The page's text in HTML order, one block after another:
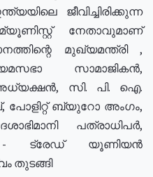
ജീവിച്ചിരിക്കുന്ന
നേതാവുമാണ്
മുഖ്യമന്ത്രി ,
സാമാജികൻ,
അധ്യക്ഷൻ, സി. പി. ഐ.
പോളിറ്റ് ബ്യുറോ അംഗം,
പത്രാധിപർ,
- ട്രേഡ് യൂണിയൻ
തുടങ്ങി